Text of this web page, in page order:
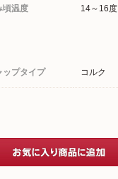
頃温度 14～16度
ップタイプ コルク